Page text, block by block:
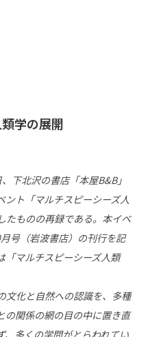
学の展開
下北沢の書店「本屋B&B」
ント「マルチスピーシーズ人
たものの再録である。本イベ
号（岩波書店）の刊行を記
「マルチスピーシーズ人類
化と自然への認識を、多種
の関係の網の目の中に置き直
、多くの学問がとらわれてい